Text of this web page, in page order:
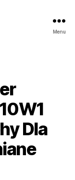
Menu
Dla